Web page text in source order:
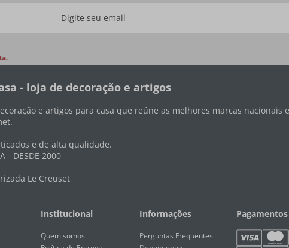
- loja de decoração e artigos
e artigos para casa que reúne as melhores marcas
e de alta qualidade.
- DESDE 2000
Le Creuset
Institucional
Quem somos
Informações
Perguntas Frequentes
Pagamentos